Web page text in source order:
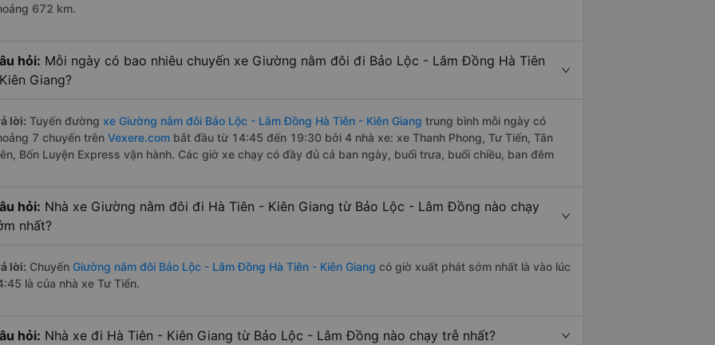
672 km.
hỏi: Mỗi ngày có bao nhiêu chuyến xe Giường nằm đôi đi Bảo Lộc - Lâm Đồng Hà Tiên
Giang?
lời: Tuyến đường xe Giường nằm đôi Bảo Lộc - Lâm Đồng Hà Tiên - Kiên Giang trung bình mỗi ngày có
7 chuyến trên Vexere.com bắt đầu từ 14:45 đến 19:30 bởi 4 nhà xe: xe Thanh Phong, Tư Tiến, Tân
Bốn Luyện Express vận hành. Các giờ xe chạy có đầy đủ cả ban ngày, buổi trưa, buổi chiều, ban đêm
hỏi: Nhà xe Giường nằm đôi đi Hà Tiên - Kiên Giang từ Bảo Lộc - Lâm Đồng nào chạy
nhất?
lời: Chuyến Giường nằm đôi Bảo Lộc - Lâm Đồng Hà Tiên - Kiên Giang có giờ xuất phát sớm nhất là vào lúc
là của nhà xe Tư Tiến.
hỏi: Nhà xe đi Hà Tiên - Kiên Giang từ Bảo Lộc - Lâm Đồng nào chạy trễ nhất?